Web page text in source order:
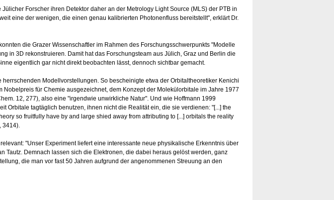
Forscher ihren Detektor daher an der Metrology Light Source (MLS) der PTB in
eine der wenigen, die einen genau kalibrierten Photonenfluss bereitstellt", erklärt Dr.
die Grazer Wissenschaftler im Rahmen des Forschungsschwerpunkts "Modelle
in 3D rekonstruieren. Damit hat das Forschungsteam aus Jülich, Graz und Berlin die
eigentlich gar nicht direkt beobachten lässt, dennoch sichtbar gemacht.
Modellvorstellungen. So bescheinigte etwa der Orbitaltheoretiker Kenichi
Nobelpreis für Chemie ausgezeichnet, dem Konzept der Molekülorbitale im Jahre 1977
12, 277), also eine "irgendwie unwirkliche Natur". Und wie Hoffmann 1999
Orbitale tagtäglich benutzen, ihnen nicht die Realität ein, die sie verdienen: "[...] the
so fruitfully have by and large shied away from attributing to [...] orbitals the reality
3414).
"Unser Experiment liefert eine interessante neue physikalische Erkenntnis über
Tautz. Demnach lassen sich die Elektronen, die dabei heraus gelöst werden, ganz
die man vor fast 50 Jahren aufgrund der angenommenen Streuung an den